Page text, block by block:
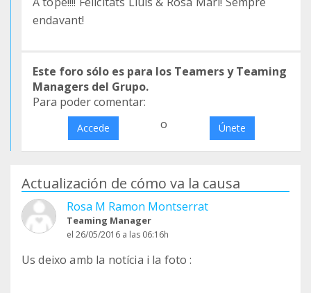
endavant!
Este foro sólo es para los Teamers y Teaming
Managers del Grupo.
Para poder comentar:
Accede o Únete
Actualización de cómo va la causa
Rosa M Ramon Montserrat
Teaming Manager
el 26/05/2016 a las 06:16h
Us deixo amb la notícia i la foto :